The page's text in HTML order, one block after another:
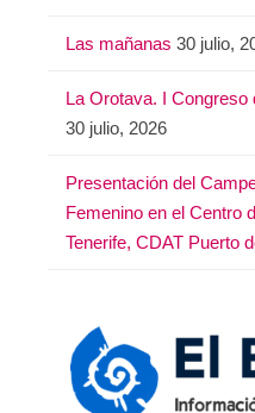
Las mañanas 30 julio,
La Orotava. I Congreso
30 julio, 2026
Presentación del
Femenino en el Centro
Tenerife, CDAT Puerto